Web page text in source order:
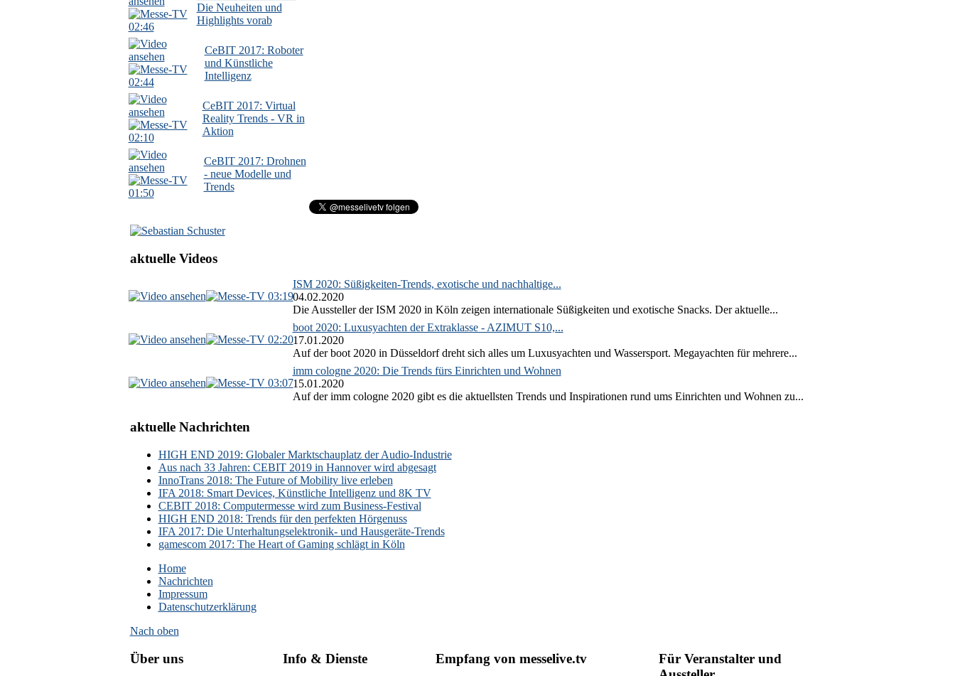
02:46
Die Neuheiten und
Highlights vorab
02:44
CeBIT 2017: Roboter
und Künstliche
Intelligenz
02:10
CeBIT 2017: Virtual
Reality Trends - VR in
Aktion
01:50
CeBIT 2017: Drohnen
- neue Modelle und
Trends
aktuelle Videos
03:19
ISM 2020: Süßigkeiten-Trends, exotische und nachhaltige...
04.02.2020
Die Aussteller der ISM 2020 in Köln zeigen internationale Süßigkeiten und exotische Snacks. Der aktuelle...
02:20
boot 2020: Luxusyachten der Extraklasse - AZIMUT S10,...
17.01.2020
Auf der boot 2020 in Düsseldorf dreht sich alles um Luxusyachten und Wassersport. Megayachten für mehrere...
03:07
imm cologne 2020: Die Trends fürs Einrichten und Wohnen
15.01.2020
Auf der imm cologne 2020 gibt es die aktuellsten Trends und Inspirationen rund ums Einrichten und Wohnen zu...
aktuelle Nachrichten
HIGH END 2019: Globaler Marktschauplatz der Audio-Industrie
Aus nach 33 Jahren: CEBIT 2019 in Hannover wird abgesagt
InnoTrans 2018: The Future of Mobility live erleben
IFA 2018: Smart Devices, Künstliche Intelligenz und 8K TV
CEBIT 2018: Computermesse wird zum Business-Festival
HIGH END 2018: Trends für den perfekten Hörgenuss
IFA 2017: Die Unterhaltungselektronik- und Hausgeräte-Trends
gamescom 2017: The Heart of Gaming schlägt in Köln
Home
Nachrichten
Impressum
Datenschutzerklärung
Nach oben
Über uns Info & Dienste Empfang von messelive.tv
Für Veranstalter und